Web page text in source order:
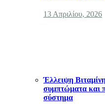
13 Απριλίου, 2026
Έλλειψη
συμπτώματα και
σύστημα